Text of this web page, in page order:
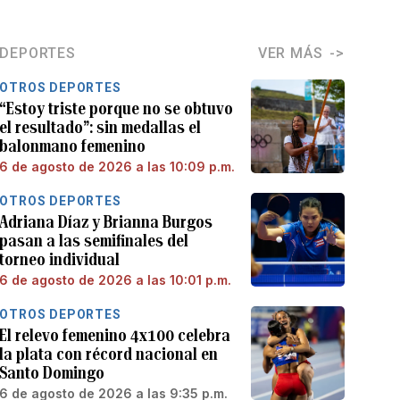
DEPORTES VER MÁS
OTROS DEPORTES
“Estoy triste porque no se obtuvo
el resultado”: sin medallas el
balonmano femenino
6 de agosto de 2026 a las 10:09 p.m.
OTROS DEPORTES
Adriana Díaz y Brianna Burgos
pasan a las semifinales del
torneo individual
6 de agosto de 2026 a las 10:01 p.m.
OTROS DEPORTES
El relevo femenino 4x100 celebra
la plata con récord nacional en
Santo Domingo
6 de agosto de 2026 a las 9:35 p.m.